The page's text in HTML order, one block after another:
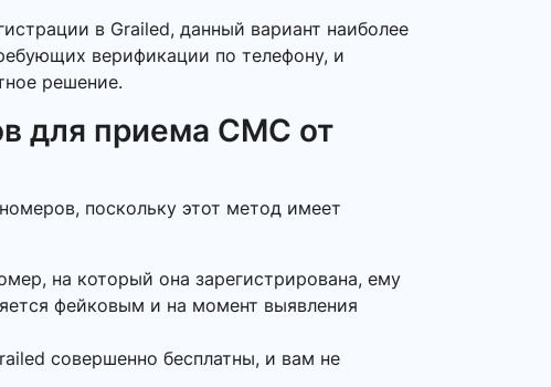
в Grailed, данный вариант наиболее
верификации по телефону, и
решение.
для приема СМС от
поскольку этот метод имеет
на который она зарегистрирована, ему
фейковым и на момент выявления
совершенно бесплатны, и вам не